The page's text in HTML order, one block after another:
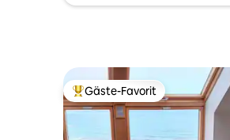
Beliebter Gäste-Favorit.
Gäste-Favorit